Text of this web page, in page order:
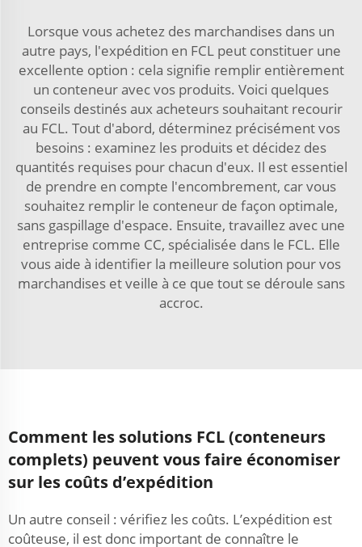
Lorsque vous achetez des marchandises dans un
autre pays, l'expédition en FCL peut constituer une
excellente option : cela signifie remplir entièrement
un conteneur avec vos produits. Voici quelques
conseils destinés aux acheteurs souhaitant recourir
au FCL. Tout d'abord, déterminez précisément vos
besoins : examinez les produits et décidez des
quantités requises pour chacun d'eux. Il est essentiel
de prendre en compte l'encombrement, car vous
souhaitez remplir le conteneur de façon optimale,
sans gaspillage d'espace. Ensuite, travaillez avec une
entreprise comme CC, spécialisée dans le FCL. Elle
vous aide à identifier la meilleure solution pour vos
marchandises et veille à ce que tout se déroule sans
accroc.
Comment les solutions FCL (conteneurs
complets) peuvent vous faire économiser
sur les coûts d’expédition
Un autre conseil : vérifiez les coûts. L’expédition est
coûteuse, il est donc important de connaître le